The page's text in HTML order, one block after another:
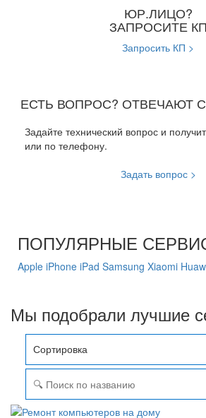
ЮР.ЛИЦО?
ЗАПРОСИТЕ КП
Запросить КП >
ЕСТЬ ВОПРОС? ОТВЕЧАЮТ
Задайте технический вопрос и
или по телефону.
Задать вопрос >
ПОПУЛЯРНЫЕ
Apple iPhone iPad Samsung Xiaomi
Мы подобрали лучшие
Сортировка